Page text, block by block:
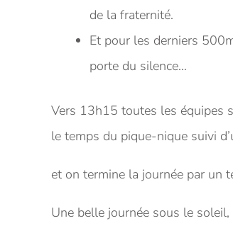
de la fraternité.
Et pour les derniers
porte du silence…
Vers 13h15 toutes les équipes
le temps du pique-nique suivi
et on termine la journée par un
Une belle journée sous le soleil,